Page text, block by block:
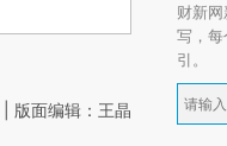
版面编辑：王晶
财新
写，
引。